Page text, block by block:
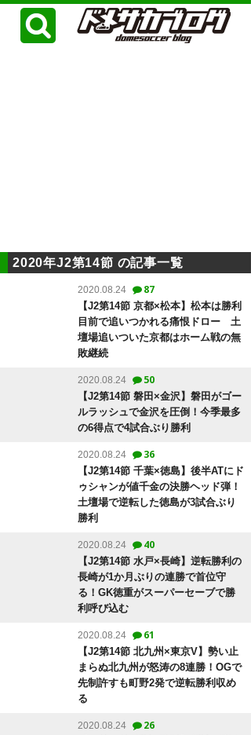
2020年J2第14節 の記事一覧
2020.08.24 87
【J2第14節 京都×松本】松本は勝利
目前で追いつかれる痛恨ドロー 土
壇場追いついた京都はホーム戦の無
敗継続
2020.08.24 50
【J2第14節 磐田×金沢】磐田がゴー
ルラッシュで金沢を圧倒！今季最多
の6得点で4試合ぶり勝利
2020.08.24 36
【J2第14節 千葉×徳島】後半ATにド
ゥシャンが値千金の決勝ヘッド弾！
土壇場で逆転した徳島が3試合ぶり
勝利
2020.08.24 40
【J2第14節 水戸×長崎】逆転勝利の
長崎が1か月ぶりの連勝で首位守
る！GK徳重がスーパーセーブで勝
利呼び込む
2020.08.24 61
【J2第14節 北九州×東京V】勢い止
まらぬ北九州が怒涛の8連勝！OGで
先制許すも町野2発で逆転勝利収め
る
2020.08.24 26